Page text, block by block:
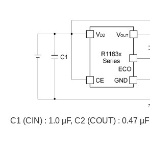
C1 (CIN) : 1.0 µF, C2 (COUT) : 0.47 µF